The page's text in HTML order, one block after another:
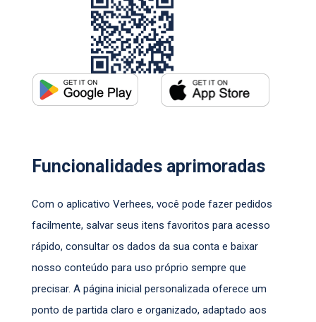
Funcionalidades aprimoradas
Com o aplicativo Verhees, você pode fazer pedidos
facilmente, salvar seus itens favoritos para acesso
rápido, consultar os dados da sua conta e baixar
nosso conteúdo para uso próprio sempre que
precisar. A página inicial personalizada oferece um
ponto de partida claro e organizado, adaptado aos